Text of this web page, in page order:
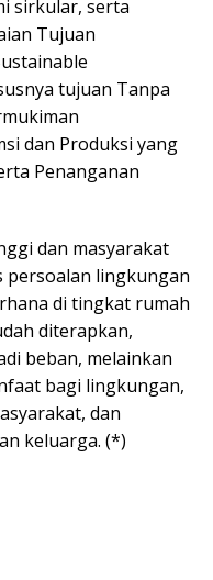
sirkular, serta
Tujuan
tujuan Tanpa
dan Produksi yang
Penanganan
dan masyarakat
persoalan lingkungan
di tingkat rumah
diterapkan,
beban, melainkan
bagi lingkungan,
dan
keluarga. (*)